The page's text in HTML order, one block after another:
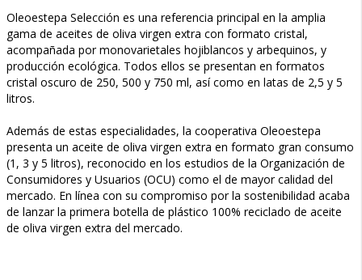
Oleoestepa Selección es una referencia principal en la amplia
gama de aceites de oliva virgen extra con formato cristal,
acompañada por monovarietales hojiblancos y arbequinos, y
producción ecológica. Todos ellos se presentan en formatos
cristal oscuro de 250, 500 y 750 ml, así como en latas de 2,5 y 5
litros.
Además de estas especialidades, la cooperativa Oleoestepa
presenta un aceite de oliva virgen extra en formato gran consumo
(1, 3 y 5 litros), reconocido en los estudios de la Organización de
Consumidores y Usuarios (OCU) como el de mayor calidad del
mercado. En línea con su compromiso por la sostenibilidad acaba
de lanzar la primera botella de plástico 100% reciclado de aceite
de oliva virgen extra del mercado.